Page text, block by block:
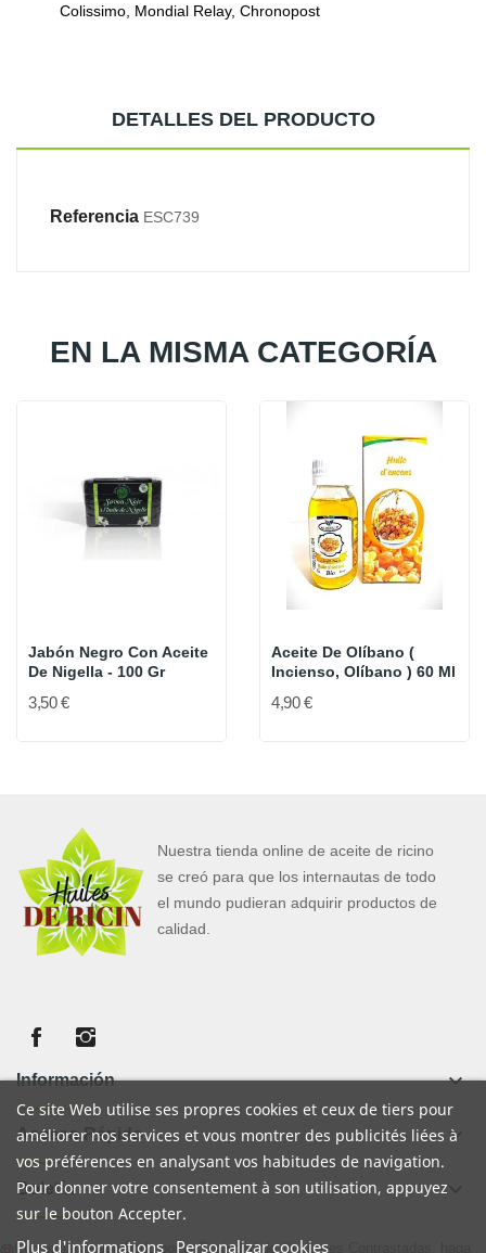
Colissimo, Mondial Relay, Chronopost
DETALLES DEL PRODUCTO
Referencia ESC739
EN LA MISMA CATEGORÍA
Jabón Negro Con Aceite
De Nigella - 100 Gr
3,50 €
Aceite De Olíbano (
Incienso, Olíbano ) 60 Ml
4,90 €
Nuestra tienda online de aceite de ricino
se creó para que los internautas de todo
el mundo pudieran adquirir productos de
calidad.
Información keyboard_arrow_down
Acceso Rápido keyboard_arrow_down
Boletín keyboard_arrow_down
Comerciante aprobado por la Sociedad de Opiniones Contrastadas,
Ce site Web utilise ses propres cookies et ceux de tiers pour
améliorer nos services et vous montrer des publicités liées à
vos préférences en analysant vos habitudes de navigation.
Pour donner votre consentement à son utilisation, appuyez
sur le bouton Accepter.
Plus d'informations Personalizar cookies